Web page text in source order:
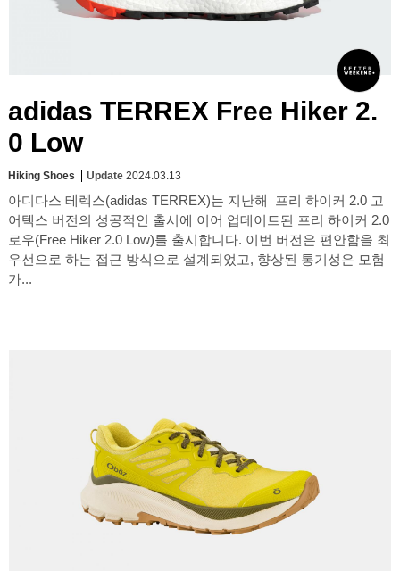
adidas TERREX Free Hiker 2.
0 Low
Hiking Shoes Update 2024.03.13
아디다스 테렉스(adidas TERREX)는 지난해 프리 하이커 2.0 고
어텍스 버전의 성공적인 출시에 이어 업데이트된 프리 하이커 2.0
로우(Free Hiker 2.0 Low)를 출시합니다. 이번 버전은 편안함을 최
우선으로 하는 접근 방식으로 설계되었고, 향상된 통기성은 모험
가...